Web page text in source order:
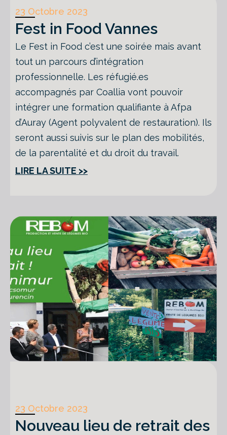
23 Octobre 2023
Fest in Food Vannes
Le Fest in Food c’est une soirée mais avant
tout un parcours d’intégration
professionnelle. Les réfugié.es
accompagnés par Coallia vont pouvoir
intégrer une formation qualifiante à Afpa
d’Auray (Agent polyvalent de restauration). Ils
seront aussi suivis sur le plan des mobilités,
de la parentalité et du droit du travail.
LIRE LA SUITE >>
23 Octobre 2023
Nouveau lieu de retrait des